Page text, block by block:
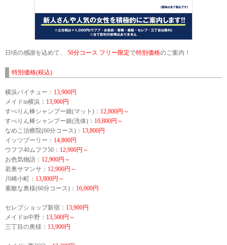
日頃の感謝を込めて、 50分コース フリー限定で特別価格のご案内！
特別価格(税込)
横浜パイチュー： 13,900円
メイドin横浜： 13,900円
すべりん棒シャンプー娘(マット)： 12,800円～
すべりん棒シャンプー娘(洗体)： 10,800円～
なめこ治療院(60分コース)： 13,800円
イッツブーリー： 14,800円
ウフフ40ムフフ50： 12,900円～
お色気物語： 12,900円～
若奥サマンサ： 12,900円～
川崎小町： 13,800円～
素敵な奥様(60分コース)： 16,000円
セレブショップ新宿： 13,900円
メイドin中野： 13,500円～
三丁目の奥様： 13,900円